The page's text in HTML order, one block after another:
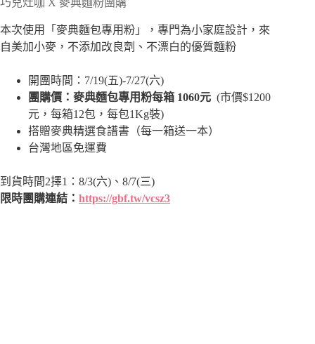
巧兒灶咖 X 麥典麵粉團購
本次使用「麥典麵包專用粉」，專門為小家庭設計，來
自美加小麥，不添加改良劑、不漂白的優質麵粉
開團時間：7/19(五)-7/27(六)
團購價：麥典麵包專用粉每箱 1060元 (市價$1200
元，每箱12包，每包1Kg裝)
搭贈麥典精選食譜書（每一箱送一本）
台灣地區免運費
到貨時間2擇1：8/3(六)、8/7(三)
限時團購連結： https://gbf.tw/vcsz3